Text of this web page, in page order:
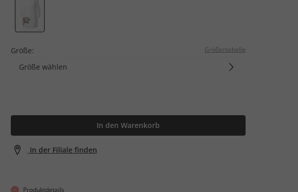
Größe: Größentabelle
Größe wählen
In den Warenkorb
In der Filiale finden
Produktdetails